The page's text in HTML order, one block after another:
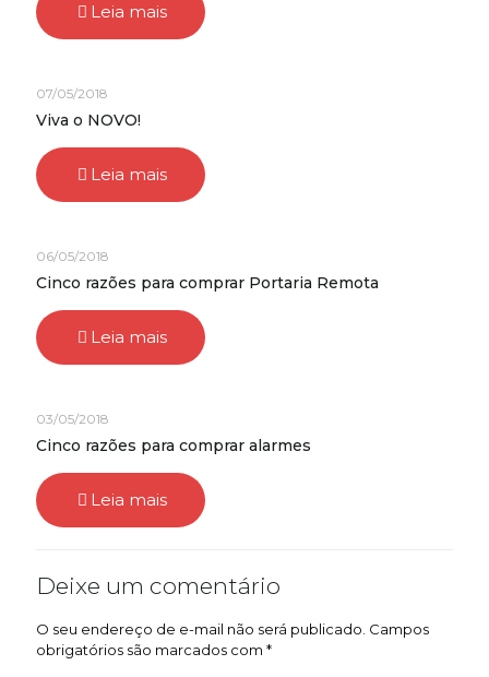
Leia mais
07/05/2018
Viva o NOVO!
Leia mais
06/05/2018
Cinco razões para comprar Portaria Remota
Leia mais
03/05/2018
Cinco razões para comprar alarmes
Leia mais
Deixe um comentário
O seu endereço de e-mail não será publicado. Campos
obrigatórios são marcados com *